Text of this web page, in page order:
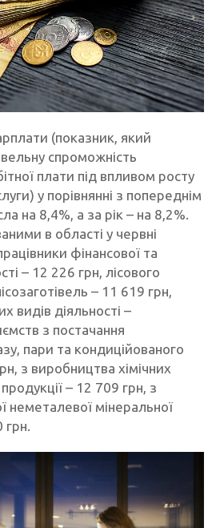
(показник, який
спроможність
плати під впливом росту
у порівнянні з попереднім
на 8,4%, а за рік – на 8,2%.
в області у червні
фінансової та
– 12 226 грн, лісового
– 11 619 грн,
видів діяльності –
з постачання
пари та кондиційованого
з виробництва хімічних
продукції – 12 709 грн, з
неметалевої мінеральної